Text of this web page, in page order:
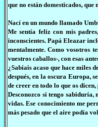
que no están domesticados,
Nací en un mundo llamado
Me sentía feliz con mis
inconscientes. Papá Eleazar
mentalmente. Como vosotros
vuestros caballos-, con esas
¿Sabíais acaso que hace miles
después, en la oscura Europa,
de creer en todo lo que os
Desconozco si tengo
vidas. Ese conocimiento me
más pesado que el aire podía